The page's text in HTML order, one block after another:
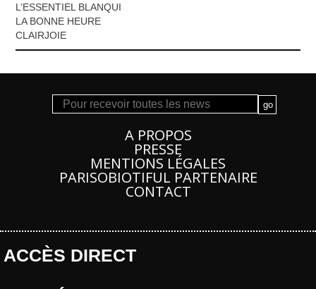
L’ESSENTIEL BLANQUI
LA BONNE HEURE
CLAIRJOIE
A PROPOS
PRESSE
MENTIONS LÉGALES
PARISOBIOTIFUL PARTENAIRE
CONTACT
ACCÈS DIRECT